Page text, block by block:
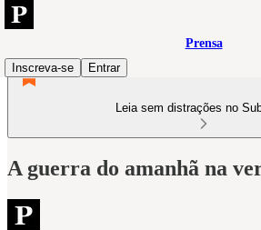
Prensa
Inscreva-se
Entrar
Leia sem distrações no
A guerra do amanhã na